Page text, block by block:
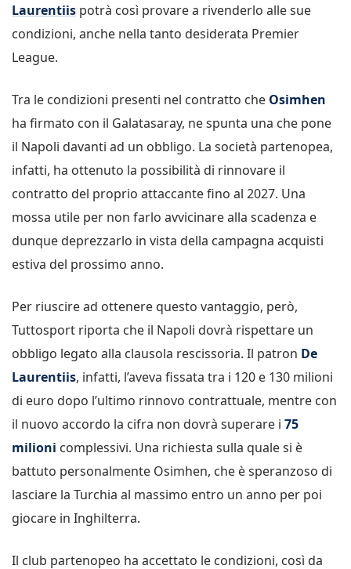
Laurentiis potrà così provare a rivenderlo alle sue
condizioni, anche nella tanto desiderata Premier
League.
Tra le condizioni presenti nel contratto che Osimhen
ha firmato con il Galatasaray, ne spunta una che pone
il Napoli davanti ad un obbligo. La società partenopea,
infatti, ha ottenuto la possibilità di rinnovare il
contratto del proprio attaccante fino al 2027. Una
mossa utile per non farlo avvicinare alla scadenza e
dunque deprezzarlo in vista della campagna acquisti
estiva del prossimo anno.
Per riuscire ad ottenere questo vantaggio, però,
Tuttosport riporta che il Napoli dovrà rispettare un
obbligo legato alla clausola rescissoria. Il patron De
Laurentiis, infatti, l’aveva fissata tra i 120 e 130 milioni
di euro dopo l’ultimo rinnovo contrattuale, mentre con
il nuovo accordo la cifra non dovrà superare i 75
milioni complessivi. Una richiesta sulla quale si è
battuto personalmente Osimhen, che è speranzoso di
lasciare la Turchia al massimo entro un anno per poi
giocare in Inghilterra.
Il club partenopeo ha accettato le condizioni, così da